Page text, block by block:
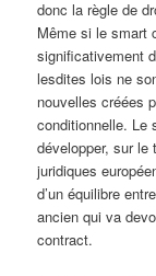
donc la règle de
Même si le smart
significativement
lesdites lois ne
nouvelles créées
conditionnelle. Le
développer, sur le
juridiques
d’un équilibre
ancien qui va
contract.